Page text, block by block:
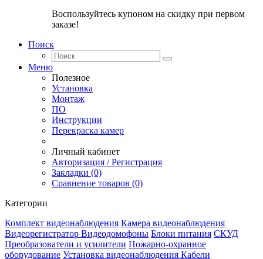
Воспользуйтесь купоном на скидку при первом
заказе!
Поиск
Меню
Полезное
Установка
Монтаж
ПО
Инструкции
Перекраска камер
Личный кабинет
Авторизация / Регистрация
Закладки (0)
Сравнение товаров (0)
Категории
Комплект видеонаблюдения Камера видеонаблюдения
Видеорегистратор Видеодомофоны Блоки питания СКУД
Преобразователи и усилители Пожарно-охранное
оборудование Установка видеонаблюдения Кабели